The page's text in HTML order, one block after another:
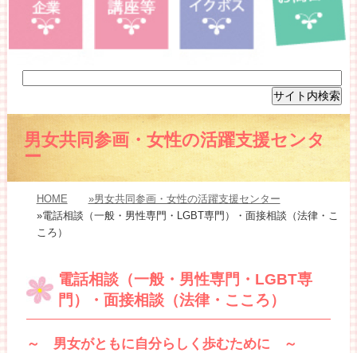
男女共同参画・女性の活躍支援センタ
ー
HOME
»男女共同参画・女性の活躍支援センター
»電話相談（一般・男性専門・LGBT専門）・面接相談（法律・こ
ころ）
電話相談（一般・男性専門・LGBT専
門）・面接相談（法律・こころ）
～ 男女がともに自分らしく歩むために ～